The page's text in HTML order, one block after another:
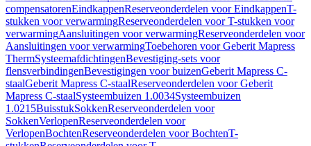
compensatorenEindkappenReserveonderdelen voor EindkappenT-
stukken voor verwarmingReserveonderdelen voor T-stukken voor
verwarmingAansluitingen voor verwarmingReserveonderdelen voor
Aansluitingen voor verwarmingToebehoren voor Geberit Mapress
ThermSysteemafdichtingenBevestiging-sets voor
flensverbindingenBevestigingen voor buizenGeberit Mapress C-
staalGeberit Mapress C-staalReserveonderdelen voor Geberit
Mapress C-staalSysteembuizen 1.0034Systeembuizen
1.0215BuisstukSokkenReserveonderdelen voor
SokkenVerlopenReserveonderdelen voor
VerlopenBochtenReserveonderdelen voor BochtenT-